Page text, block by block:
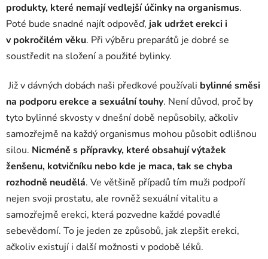
produkty, které nemají vedlejší účinky na organismus.
Poté bude snadné najít odpověď, jak udržet erekci i
v pokročilém věku. Při výběru preparátů je dobré se
soustředit na složení a použité bylinky.
Již v dávných dobách naši předkové používali bylinné směsi
na podporu erekce a sexuální touhy. Není důvod, proč by
tyto bylinné skvosty v dnešní době nepůsobily, ačkoliv
samozřejmě na každý organismus mohou působit odlišnou
silou. Nicméně s přípravky, které obsahují výtažek
ženšenu, kotvičníku nebo kde je maca, tak se chyba
rozhodně neudělá. Ve většině případů tím muži podpoří
nejen svoji prostatu, ale rovněž sexuální vitalitu a
samozřejmě erekci, která pozvedne každé povadlé
sebevědomí. To je jeden ze způsobů, jak zlepšit erekci,
ačkoliv existují i další možnosti v podobě léků.